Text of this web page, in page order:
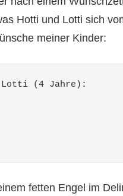
Hotti und Lotti sich
meiner Kinder:
Lotti (4 Jahre):
fetten Engel im